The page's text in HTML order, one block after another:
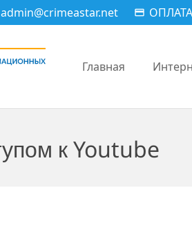
admin@crimeastar.net payment ОПЛАТА
Главная
к Youtube